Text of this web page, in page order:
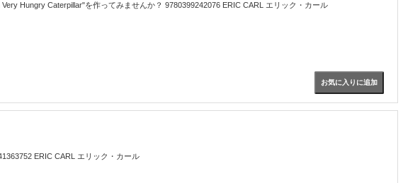
Hungry Caterpillar"を作ってみませんか？ 9780399242076 ERIC CARL エリック・カール
ERIC CARL エリック・カール